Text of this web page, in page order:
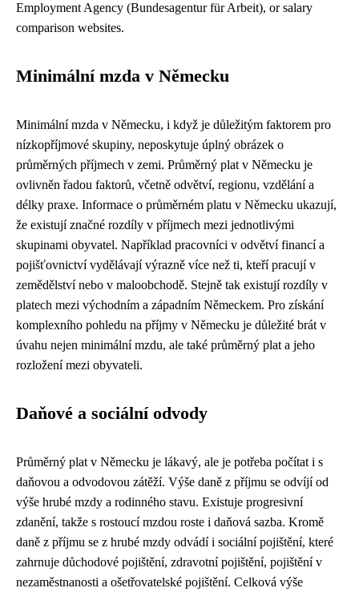
Employment Agency (Bundesagentur für Arbeit), or salary
comparison websites.
Minimální mzda v Německu
Minimální mzda v Německu, i když je důležitým faktorem pro
nízkopříjmové skupiny, neposkytuje úplný obrázek o
průměrných příjmech v zemi. Průměrný plat v Německu je
ovlivněn řadou faktorů, včetně odvětví, regionu, vzdělání a
délky praxe. Informace o průměrném platu v Německu ukazují,
že existují značné rozdíly v příjmech mezi jednotlivými
skupinami obyvatel. Například pracovníci v odvětví financí a
pojišťovnictví vydělávají výrazně více než ti, kteří pracují v
zemědělství nebo v maloobchodě. Stejně tak existují rozdíly v
platech mezi východním a západním Německem. Pro získání
komplexního pohledu na příjmy v Německu je důležité brát v
úvahu nejen minimální mzdu, ale také průměrný plat a jeho
rozložení mezi obyvateli.
Daňové a sociální odvody
Průměrný plat v Německu je lákavý, ale je potřeba počítat i s
daňovou a odvodovou zátěží. Výše daně z příjmu se odvíjí od
výše hrubé mzdy a rodinného stavu. Existuje progresivní
zdanění, takže s rostoucí mzdou roste i daňová sazba. Kromě
daně z příjmu se z hrubé mzdy odvádí i sociální pojištění, které
zahrnuje důchodové pojištění, zdravotní pojištění, pojištění v
nezaměstnanosti a ošetřovatelské pojištění. Celková výše